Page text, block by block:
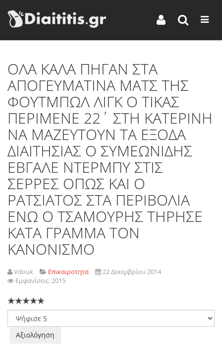
OΛΑ ΚΑΛΑ ΠΗΓΑΝ ΣΤΑ
ΑΠΟΓΕΥΜΑΤΙΝΑ ΜΑΤΣ ΤΗΣ
ΦΟΥΤΜΠΩΛ ΛΙΓΚ Ο ΤΙΚΑΣ
ΠΕΡΙΜΕΝΕ 22΄ ΣΤΗ ΚΑΤΕΡΙΝΗ
ΝΑ ΜΑΖΕΥΤΟΥΝ ΤΑ ΕΞΟΔΑ
ΔΙΑΙΤΗΣΙΑΣ Ο ΣΥΜΕΩΝΙΔΗΣ
ΕΒΓΑΛΕ ΝΤΕΡΜΠΥ ΣΤΙΣ
ΣΕΡΡΕΣ ΟΠΩΣ ΚΑΙ Ο
ΡΑΤΣΙΑΤΟΣ ΣΤΑ ΠΕΡΙΒΟΛΙΑ
ΕΝΩ Ο ΤΣΑΜΟΥΡΗΣ ΤΗΡΗΣΕ
ΚΑΤΑ ΓΡΑΜΜΑ ΤΟΝ
ΚΑΝΟΝΙΣΜΟ
Vdouk Επικαιροτητα
22 Δεκεμβρίου 2014
Εμφανίσεις: 2015
Παρακαλώ
αξιολογήστε